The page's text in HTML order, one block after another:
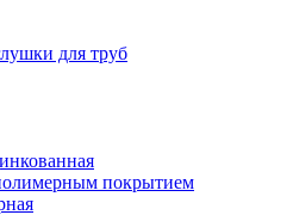
для труб
покрытием